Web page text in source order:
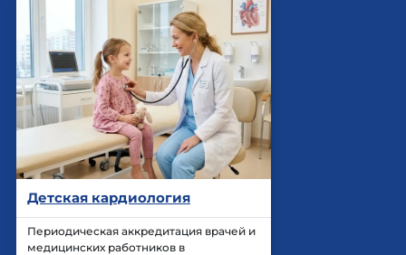
Детская кардиология
Периодическая аккредитация врачей и
медицинских работников в